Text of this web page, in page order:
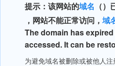
提示：该网站的域名 （）
，网站不能正常访问， 域
The domain has
accessed. It can be
为避免域名被删除或被他人注